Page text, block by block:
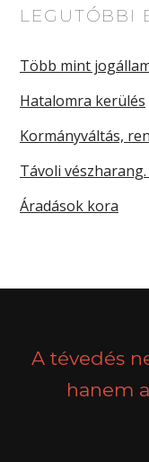
LEGUTÓBBI
Több mint
Hatalomra kerülés
Kormányváltás,
Távoli
Áradások kora
A tévedés
hanem